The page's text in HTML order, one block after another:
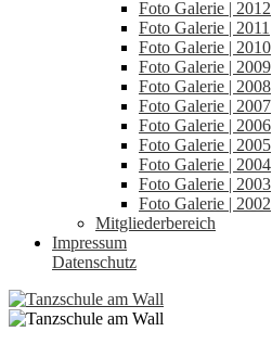
Foto Galerie | 2012
Foto Galerie | 2011
Foto Galerie | 2010
Foto Galerie | 2009
Foto Galerie | 2008
Foto Galerie | 2007
Foto Galerie | 2006
Foto Galerie | 2005
Foto Galerie | 2004
Foto Galerie | 2003
Foto Galerie | 2002
Mitgliederbereich
Impressum
Datenschutz